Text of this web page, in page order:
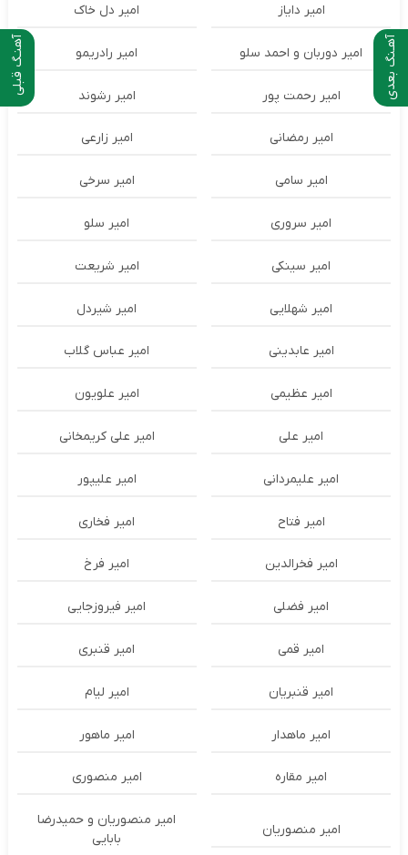
آهنـگ قبلی آهـنگ بعدی
امیر دایاز امیر دل خاک
امیر دوربان و احمد سلو امیر رادریمو
امیر رحمت پور امیر رشوند
امیر رمضانی امیر زارعی
امیر سامی امیر سرخی
امیر سروری امیر سلو
امیر سینکی امیر شریعت
امیر شهلایی امیر شیردل
امیر عابدینی امیر عباس گلاب
امیر عظیمی امیر علویون
امیر علی امیر علی کریمخانی
امیر علیمردانی امیر علیپور
امیر فتاح امیر فخاری
امیر فخرالدین امیر فرخ
امیر فضلی امیر فیروزجایی
امیر قمی امیر قنبری
امیر قنبریان امیر لیام
امیر ماهدار امیر ماهور
امیر مقاره امیر منصوری
امیر منصوریان
امیر منصوریان و حمیدرضا
بابایی